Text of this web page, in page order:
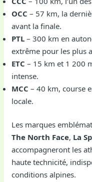
OCC – 57 km, la
avant la finale.
PTL – 300 km en
extrême pour les plus
ETC – 15 km et 1 200
intense.
MCC – 40 km, course
locale.
Les marques
The North Face, La
accompagneront les
haute technicité,
conditions alpines.